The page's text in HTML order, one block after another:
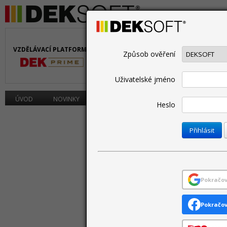
Způsob ověření
Uživatelské jméno
Heslo
VZDĚLÁVACÍ PLATFORMA
PROJEKTOVÁNÍ A
ÚVOD NOVINKY PODPORA